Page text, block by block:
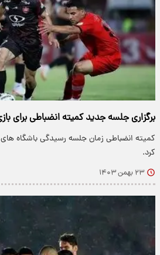
برگزاری جلسه جدید کمیته انضباطی برای
کمیته انضباطی زمان جلسه رسیدگی باشگاه های
کرد.
۲۳ بهمن ۱۴۰۳